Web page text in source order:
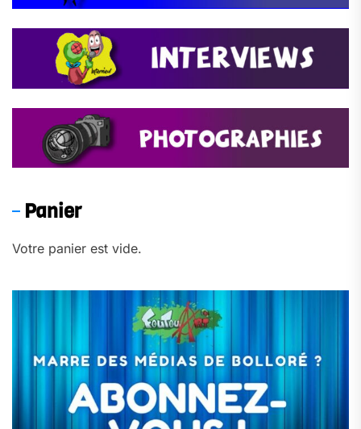
Panier
Votre panier est vide.